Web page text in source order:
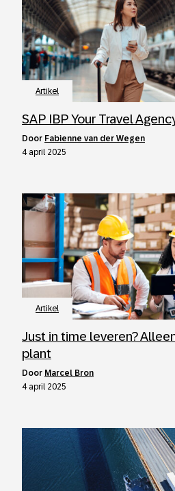
Artikel
SAP IBP Your Travel
door Fabienne van der Wegen
4 april 2025
Artikel
Just in time leveren?
plant
door Marcel Bron
4 april 2025